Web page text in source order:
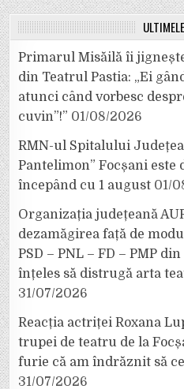
Primarul Misăilă îi
din Teatrul Pastia: „Ei
atunci când vorbesc
cuvin”!” 01/08/2026
RMN-ul Spitalului
Pantelimon” Focșani
începând cu 1 august 01/
Organizația județeană
dezamăgirea față de
PSD – PNL – FD – PMP
înțeles să distrugă arta
31/07/2026
Reacția actriței Roxana
trupei de teatru de la
furie că am îndrăznit să
31/07/2026